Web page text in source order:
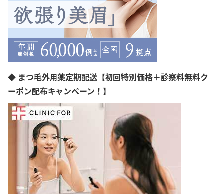
◆ まつ毛外用薬定期配送【初回特別価格＋診察料無料ク
ーポン配布キャンペーン！】